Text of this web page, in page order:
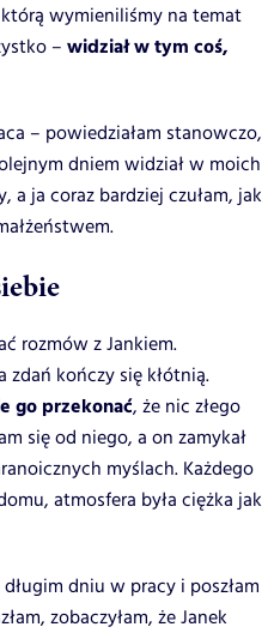
wymieniliśmy na temat
– widział w tym coś,
– powiedziałam stanowczo,
dniem widział w moich
ja coraz bardziej czułam, jak
rozmów z Jankiem.
zdań kończy się kłótnią.
go przekonać, że nic złego
się od niego, a on zamykał
myślach. Każdego
atmosfera była ciężka jak
dniu w pracy i poszłam
zobaczyłam, że Janek